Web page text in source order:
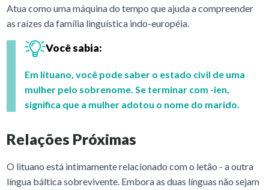
Atua como uma máquina do tempo que ajuda a compreender
as raízes da família linguística indo-européia.
Você sabia:
Em lituano, você pode saber o estado civil de uma
mulher pelo sobrenome. Se terminar com -ien,
significa que a mulher adotou o nome do marido.
Relações Próximas
O lituano está intimamente relacionado com o letão - a outra
língua báltica sobrevivente. Embora as duas línguas não sejam